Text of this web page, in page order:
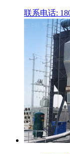
联系电话: